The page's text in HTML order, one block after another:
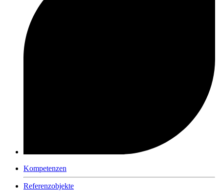
Kompetenzen
Referenzobjekte